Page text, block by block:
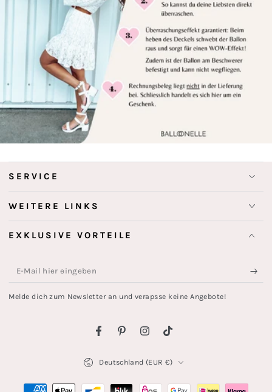
SERVICE
WEITERE LINKS
EXKLUSIVE VORTEILE
E-
Mail
Melde dich zum Newsletter an und verapsse keine Angebote!
FacebookPinterestInstagram
TikTok
Deutschland (EUR €)
Zahlungsmöglichkeiten